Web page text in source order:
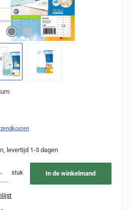
levertijd 1-3 dagen
stuk In de winkelmand